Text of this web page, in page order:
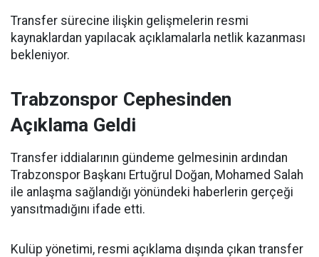
Transfer sürecine ilişkin gelişmelerin resmi
kaynaklardan yapılacak açıklamalarla netlik kazanması
bekleniyor.
Trabzonspor Cephesinden
Açıklama Geldi
Transfer iddialarının gündeme gelmesinin ardından
Trabzonspor Başkanı Ertuğrul Doğan, Mohamed Salah
ile anlaşma sağlandığı yönündeki haberlerin gerçeği
yansıtmadığını ifade etti.
Kulüp yönetimi, resmi açıklama dışında çıkan transfer